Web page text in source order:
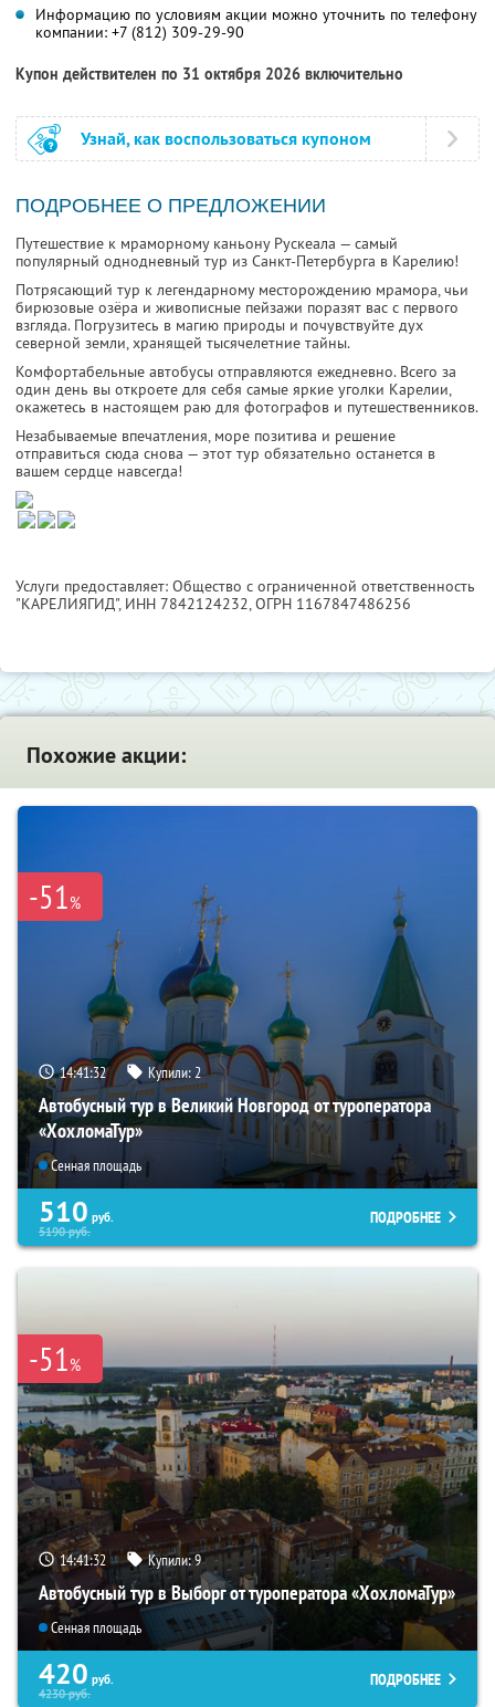
Информацию по условиям акции можно уточнить по телефону
компании: +7 (812) 309-29-90
Купон действителен по 31 октября 2026 включительно
Узнай, как воспользоваться купоном
ПОДРОБНЕЕ О ПРЕДЛОЖЕНИИ
Путешествие к мраморному каньону Рускеала — самый
популярный однодневный тур из Санкт-Петербурга в Карелию!
Потрясающий тур к легендарному месторождению мрамора, чьи
бирюзовые озёра и живописные пейзажи поразят вас с первого
взгляда. Погрузитесь в магию природы и почувствуйте дух
северной земли, хранящей тысячелетние тайны.
Комфортабельные автобусы отправляются ежедневно. Всего за
один день вы откроете для себя самые яркие уголки Карелии,
окажетесь в настоящем раю для фотографов и путешественников.
Незабываемые впечатления, море позитива и решение
отправиться сюда снова — этот тур обязательно останется в
вашем сердце навсегда!
Услуги предоставляет: Общество с ограниченной ответственность
"КАРЕЛИЯГИД", ИНН 7842124232, ОГРН 1167847486256
Похожие акции:
-51%
14:41:31 Купили:2
Автобусный тур в Великий Новгород от туроператора
«ХохломаТур»
Сенная площадь
510 руб.
5190руб.
ПОДРОБНЕЕ
-51%
14:41:31 Купили:9
Автобусный тур в Выборг от туроператора «ХохломаТур»
Сенная площадь
420 руб.
4230руб.
ПОДРОБНЕЕ